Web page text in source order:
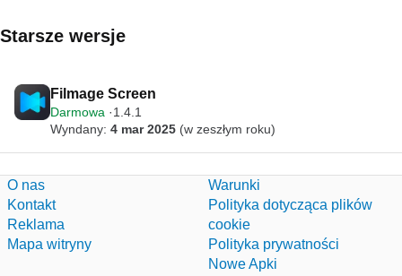
Starsze wersje
Filmage Screen
Darmowa
1.4.1
Wyndany: 4 mar 2025 (w zeszłym roku)
O nas
Kontakt
Reklama
Mapa witryny
Warunki
Polityka dotycząca plików
cookie
Polityka prywatności
Nowe Apki